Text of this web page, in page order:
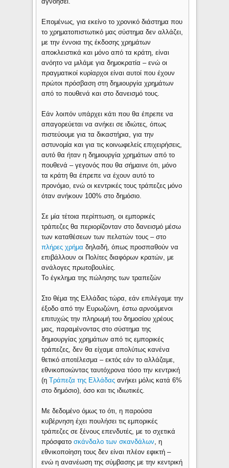
Επομένως, για εκείνο το χρονικό διάστημα που
το χρηματοπιστωτικό μας σύστημα δεν αλλάζει,
με την έννοια της έκδοσης χρημάτων
αποκλειστικά και μόνο από τα κράτη, είναι
ανόητο να μιλάμε για δημοκρατία – ενώ οι
πραγματικοί κυρίαρχοι είναι αυτοί που έχουν
πρώτοι πρόσβαση στη δημιουργία χρημάτων
από το πουθενά και στο δανεισμό τους.
Εάν λοιπόν υπάρχει κάτι που θα έπρεπε να
απαγορεύεται να ανήκει σε ιδιώτες, όπως
πιστεύουμε για τα δικαστήρια, για την
αστυνομία και για τις κοινωφελείς επιχειρήσεις,
αυτό θα ήταν η δημιουργία χρημάτων από το
πουθενά – γεγονός που θα σήμαινε ότι, μόνο
τα κράτη θα έπρεπε να έχουν αυτό το
προνόμιο, ενώ οι κεντρικές τους τράπεζες μόνο
όταν ανήκουν 100% στο δημόσιο.
Σε μία τέτοια περίπτωση, οι εμπορικές
τράπεζες θα περιορίζονταν στο δανεισμό μέσω
των καταθέσεων των πελατών τους – στο
πλήρες χρήμα δηλαδή, όπως προσπαθούν να
επιβάλλουν οι Πολίτες διαφόρων κρατών, με
ανάλογες πρωτοβουλίες.
Το έγκλημα της πώλησης των τραπεζών
Στο θέμα της Ελλάδας τώρα, εάν επιλέγαμε την
έξοδο από την Ευρωζώνη, έστω αρνούμενοι
επιτυχώς την πληρωμή του δημοσίου χρέους
μας, παραμένοντας στο σύστημα της
δημιουργίας χρημάτων από τις εμπορικές
τράπεζες, δεν θα είχαμε απολύτως κανένα
θετικό αποτέλεσμα – εκτός εάν το αλλάζαμε,
εθνικοποιώντας ταυτόχρονα τόσο την κεντρική
(ηΤράπεζα της Ελλάδας ανήκει μόλις κατά 6%
στο δημόσιο), όσο και τις ιδιωτικές.
Με δεδομένο όμως το ότι, η παρούσα
κυβέρνηση έχει πουλήσει τις εμπορικές
τράπεζες σε ξένους επενδυτές, με το σχετικά
πρόσφατοσκάνδαλο των σκανδάλων, η
εθνικοποίηση τους δεν είναι πλέον εφικτή –
ενώ η ανανέωση της σύμβασης με την κεντρική